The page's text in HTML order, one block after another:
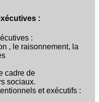
:
:
, le raisonnement, la
cadre de
sociaux.
et exécutifs :